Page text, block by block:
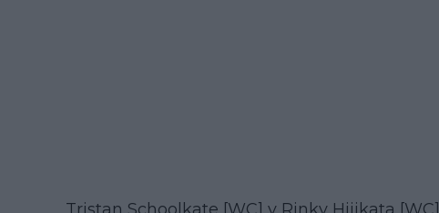
Tristan Schoolkate [WC] v Rinky Hijikata [WC]